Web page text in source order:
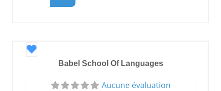
Favori
Babel School Of Languages
Aucune évaluation